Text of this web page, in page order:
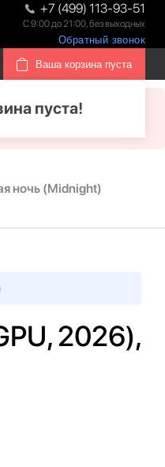
+7 (499) 113-93-51
С 9:00 до 21:00, без выходных
Обратный звонок
Ваша корзина пуста
пуста!
ночь (Midnight)
2026),